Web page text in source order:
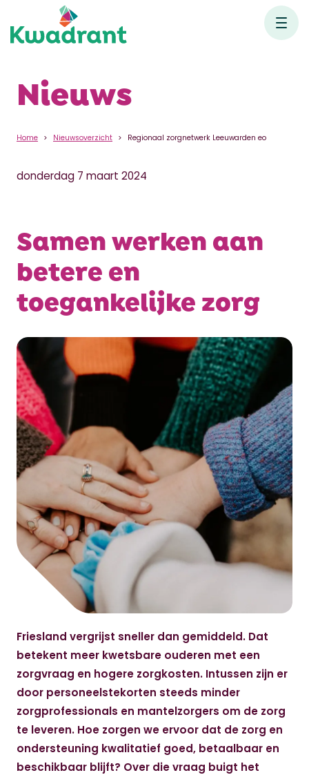
Nieuws
Home Nieuwsoverzicht Regionaal zorgnetwerk Leeuwarden eo
donderdag 7 maart 2024
Samen werken aan
betere en
toegankelijke zorg
Friesland vergrijst sneller dan gemiddeld. Dat
betekent meer kwetsbare ouderen met een
zorgvraag en hogere zorgkosten. Intussen zijn er
door personeelstekorten steeds minder
zorgprofessionals en mantelzorgers om de zorg
te leveren. Hoe zorgen we ervoor dat de zorg en
ondersteuning kwalitatief goed, betaalbaar en
beschikbaar blijft? Over die vraag buigt het